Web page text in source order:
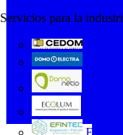
Servicios para la
Efintec